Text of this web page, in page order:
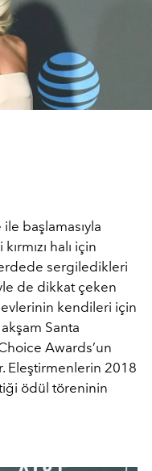
başlamasıyla
halı için
sergiledikleri
de dikkat çeken
evlerinin kendileri için
Santa
Awards’un
Eleştirmenlerin 2018
ödül töreninin